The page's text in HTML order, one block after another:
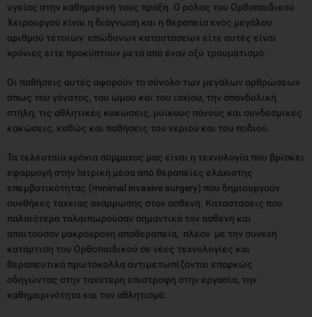
υγείας στην καθημερινή τους πράξη. Ο ρόλος του Ορθοπαιδικού
Χειρουργού είναι η διάγνωση και η θεραπεία ενός μεγάλου
αριθμού τέτοιων επώδυνων καταστάσεων είτε αυτές είναι
χρόνιες είτε προκύπτουν μετά από έναν οξύ τραυματισμό.
Οι παθήσεις αυτές αφορούν το σύνολο των μεγάλων αρθρώσεων
όπως του γόνατος, του ώμου και του ισχίου, την σπονδυλική
στήλη, τις αθλητικές κακώσεις, μυϊκούς πόνους και συνδεσμικές
κακώσεις, καθώς και παθήσεις του χεριού και του ποδιού.
Τα τελευταία χρόνια σύμμαχος μας είναι η τεχνολογία που βρίσκει
εφαρμογή στην Ιατρική μέσα από θεραπείες ελάχιστης
επεμβατικότητας (minimal invasive surgery) που δημιουργούν
συνθήκες ταχείας ανάρρωσης στον ασθενή. Καταστάσεις που
παλαιότερα ταλαιπωρούσαν σημαντικά τον ασθενή και
απαιτούσαν μακρόχρονη αποθεραπεία, πλέον με την συνεχή
κατάρτιση του Ορθοπαιδικού σε νέες τεχνολογίες και
θεραπευτικά πρωτόκολλα αντιμετωπίζονται επαρκώς
οδηγώντας στην ταχύτερη επιστροφή στην εργασία, την
καθημερινότητα και τον αθλητισμό.